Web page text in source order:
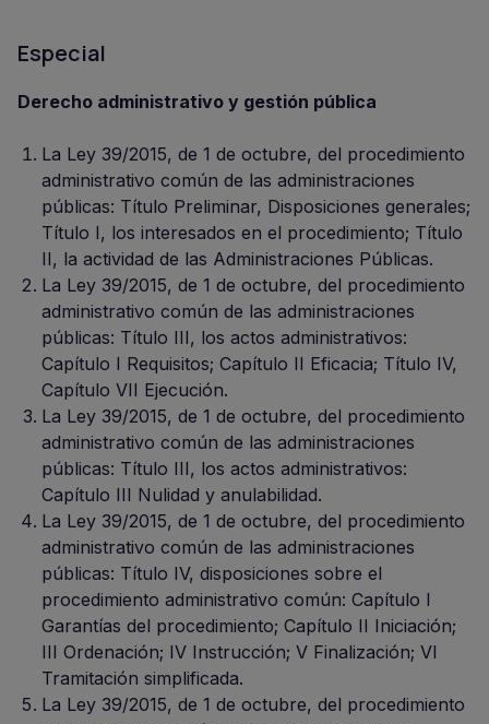
Especial
Derecho administrativo y gestión pública
La Ley 39/2015, de 1 de octubre, del procedimiento
administrativo común de las administraciones
públicas: Título Preliminar, Disposiciones generales;
Título I, los interesados en el procedimiento; Título
II, la actividad de las Administraciones Públicas.
La Ley 39/2015, de 1 de octubre, del procedimiento
administrativo común de las administraciones
públicas: Título III, los actos administrativos:
Capítulo I Requisitos; Capítulo II Eficacia; Título IV,
Capítulo VII Ejecución.
La Ley 39/2015, de 1 de octubre, del procedimiento
administrativo común de las administraciones
públicas: Título III, los actos administrativos:
Capítulo III Nulidad y anulabilidad.
La Ley 39/2015, de 1 de octubre, del procedimiento
administrativo común de las administraciones
públicas: Título IV, disposiciones sobre el
procedimiento administrativo común: Capítulo I
Garantías del procedimiento; Capítulo II Iniciación;
III Ordenación; IV Instrucción; V Finalización; VI
Tramitación simplificada.
La Ley 39/2015, de 1 de octubre, del procedimiento